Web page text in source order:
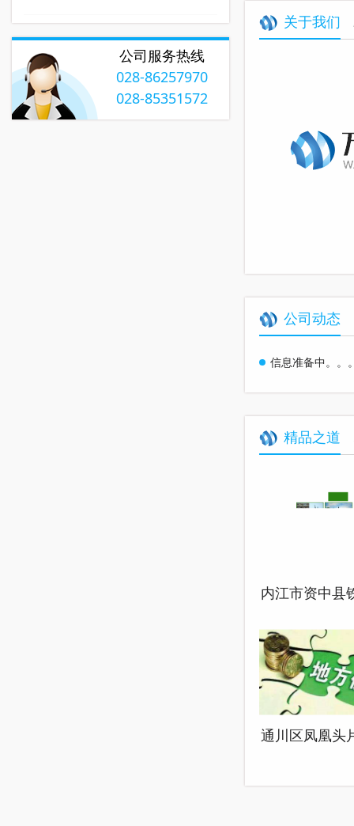
公司服务热线
028-86257970
028-85351572
关于我们
公司动态
信息准备中。。
精品之道
内江市资中县
柏龙村乡村振
规划
通川区凤凰头